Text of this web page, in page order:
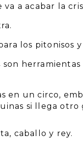
va a acabar la
los pitonisos
son
en un circo,
si llega otro
caballo y rey.